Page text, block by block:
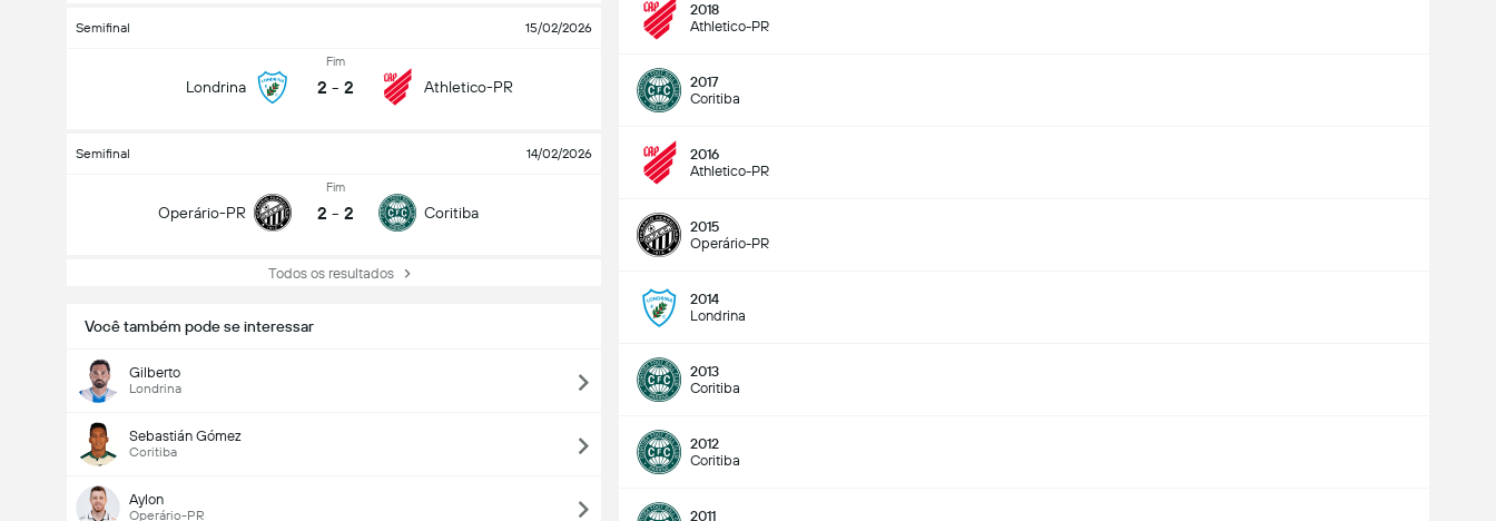
Semifinal 15/02/2026
Londrina
Fim
2 - 2 Athletico-PR
Semifinal 14/02/2026
Operário-PR
Fim
2 - 2 Coritiba
Todos os resultados
Você também pode se interessar
Gilberto
Londrina
Sebastián Gómez
Coritiba
Aylon
Operário-PR
2018
Athletico-PR
2017
Coritiba
2016
Athletico-PR
2015
Operário-PR
2014
Londrina
2013
Coritiba
2012
Coritiba
2011